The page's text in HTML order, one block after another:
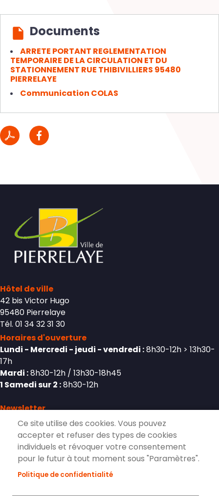
Documents
ARRETE PORTANT REGLEMENTATION
TEMPORAIRE DE LA CIRCULATION ET DU
STATIONNEMENT RUE THIBIVILLIERS 95480
PIERRELAYE
Communication COLAS
Hôtel de ville
42 bis Victor Hugo
95480 Pierrelaye
Tél. 01 34 32 31 30
Horaires d'ouverture
Lundi - Mercredi - jeudi - vendredi :8h30-12h > 13h30-
17h
Mardi :8h30-12h / 13h30-18h45
1 Samedi sur 2 :8h30-12h
Newsletter
S'inscrire à la lettre d'information de
Pierrelaye
Ce site utilise des cookies. Vous pouvez
accepter et refuser des types de cookies
individuels et révoquer votre consentement
pour le futur à tout moment sous "Paramètres".
Politique de confidentialité